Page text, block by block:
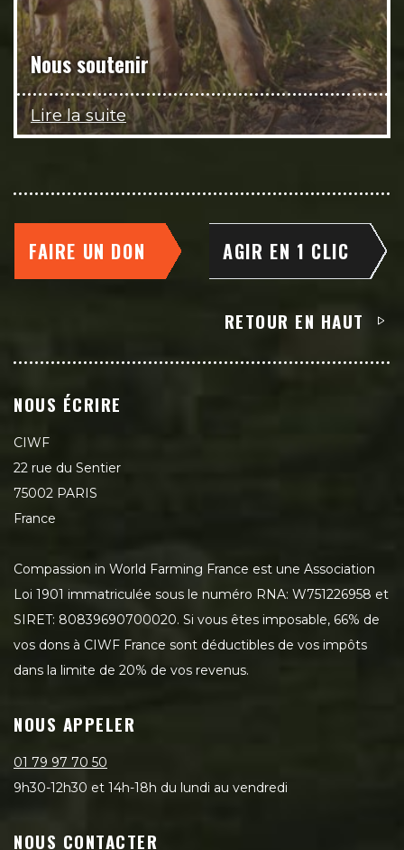
Nous soutenir
Lire la suite
FAIRE UN DON AGIR EN 1 CLIC
RETOUR EN HAUT
NOUS ÉCRIRE
CIWF
22 rue du Sentier
75002 PARIS
France
Compassion in World Farming France est une Association
Loi 1901 immatriculée sous le numéro RNA: W751226958 et
SIRET: 80839690700020. Si vous êtes imposable, 66% de
vos dons à CIWF France sont déductibles de vos impôts
dans la limite de 20% de vos revenus.
NOUS APPELER
01 79 97 70 50
9h30-12h30 et 14h-18h du lundi au vendredi
NOUS CONTACTER